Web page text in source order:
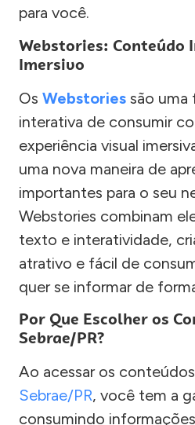
para você.
Webstories: Conteúdo
Imersivo
Os Webstories são uma
interativa de consumir
experiência visual
uma nova maneira de
importantes para o seu
Webstories combinam
texto e interatividade,
atrativo e fácil de
quer se informar de
Por Que Escolher os
Sebrae/PR?
Ao acessar os
Sebrae/PR, você tem a
consumindo